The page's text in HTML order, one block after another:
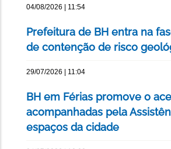
04/08/2026 | 11:54
Prefeitura de BH entra na
de contenção de risco
29/07/2026 | 11:04
BH em Férias promove o
acompanhadas pela
espaços da cidade